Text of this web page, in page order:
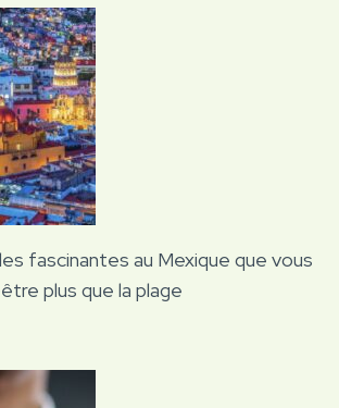
fascinantes au Mexique que vous
plus que la plage